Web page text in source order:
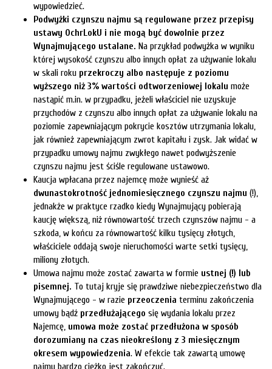
wypowiedzieć.
Podwyżki czynszu najmu są regulowane przez przepisy
ustawy OchrLokU i nie mogą być dowolnie przez
Wynajmującego ustalane. Na przykład podwyżka w wyniku
której wysokość czynszu albo innych opłat za używanie lokalu
w skali roku przekroczy albo następuje z poziomu
wyższego niż 3% wartości odtworzeniowej lokalu może
nastąpić m.in. w przypadku, jeżeli właściciel nie uzyskuje
przychodów z czynszu albo innych opłat za używanie lokalu na
poziomie zapewniającym pokrycie kosztów utrzymania lokalu,
jak również zapewniającym zwrot kapitału i zysk. Jak widać w
przypadku umowy najmu zwykłego nawet podwyższenie
czynszu najmu jest ściśle regulowane ustawowo.
Kaucja wpłacana przez najemcę może wynieść aż
dwunastokrotność jednomiesięcznego czynszu najmu (!),
jednakże w praktyce rzadko kiedy Wynajmujący pobierają
kaucję większą, niż równowartość trzech czynszów najmu - a
szkoda, w końcu za równowartość kilku tysięcy złotych,
właściciele oddają swoje nieruchomości warte setki tysięcy,
miliony złotych.
Umowa najmu może zostać zawarta w formie ustnej (!) lub
pisemnej. To tutaj kryje się prawdziwe niebezpieczeństwo dla
Wynajmującego - w razie przeoczenia terminu zakończenia
umowy bądź przedłużającego się wydania lokalu przez
Najemcę, umowa może zostać przedłużona w sposób
dorozumiany na czas nieokreślony z 3 miesięcznym
okresem wypowiedzenia. W efekcie tak zawartą umowę
najmu bardzo ciężko jest zakończyć.